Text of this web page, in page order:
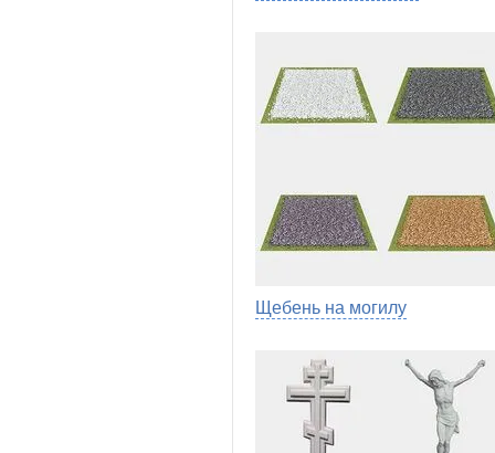
Щебень на могилу